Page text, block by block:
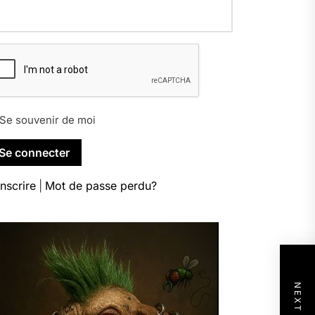
Se souvenir de moi
Mot de passe perdu?